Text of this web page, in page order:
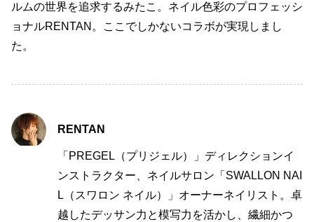
ルムの世界を追求するみたこ。ネイル色彩のプロフェッシ
ョナルRENTAN。ここでしかないコラボが実現しまし
た。
RENTAN
「PREGEL（プリジェル）」ディレクションイ
ンストラクター、ネイルサロン「SWALLON NAI
L（スワロン ネイル）」オーナーネイリスト。卓
越したデッサン力と模写力を活かし、繊細かつ